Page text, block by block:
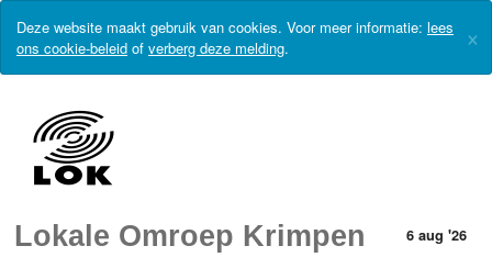
Deze website maakt gebruik van cookies. Voor meer informatie: lees
ons cookie-beleid of verberg deze melding. ×
Lokale Omroep Krimpen 6 aug '26